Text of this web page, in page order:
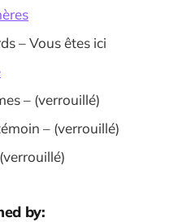
– Vous êtes ici
– (verrouillé)
– (verrouillé)
by: